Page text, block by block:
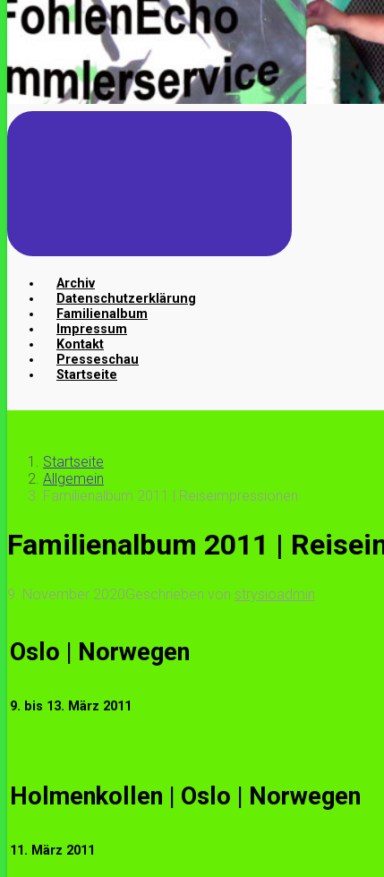
Archiv
Datenschutzerklärung
Familienalbum
Impressum
Kontakt
Presseschau
Startseite
Startseite
Allgemein
Familienalbum 2011 | Reiseimpressionen
Familienalbum 2011 |
9. November 2020Geschrieben von strysioadmin
Oslo | Norwegen
9. bis 13. März 2011
Holmenkollen | Oslo | Norwegen
11. März 2011